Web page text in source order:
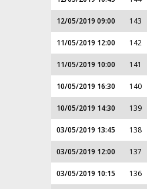
12/05/2019 09:00 143
11/05/2019 12:00 142
11/05/2019 10:00 141
10/05/2019 16:30 140
10/05/2019 14:30 139
03/05/2019 13:45 138
03/05/2019 12:00 137
03/05/2019 10:15 136